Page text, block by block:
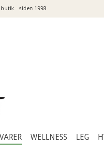
butik - siden 1998
WELLNESS LEG